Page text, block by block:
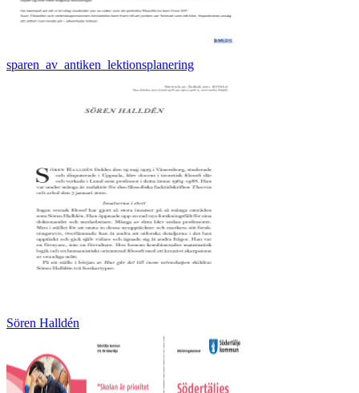
sparen_av_antiken_lektionsplanering
Sören Halldén